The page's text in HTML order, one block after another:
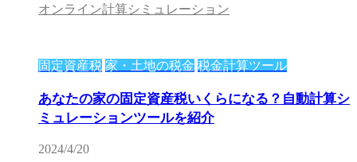
オンライン計算シミュレーション
固定資産税 家・土地の税金 税金計算ツール
あなたの家の固定資産税いくらになる？自動計算シ
ミュレーションツールを紹介
2024/4/20